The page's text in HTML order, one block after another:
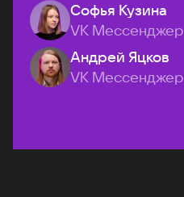
Софья Кузина
VK Мессенджер
Андрей Яцков
VK Мессенджер